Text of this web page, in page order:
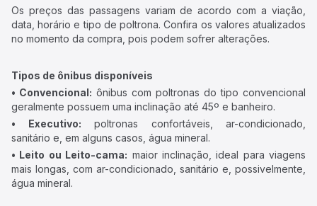
Os preços das passagens variam de acordo com a viação,
data, horário e tipo de poltrona. Confira os valores atualizados
no momento da compra, pois podem sofrer alterações.
Tipos de ônibus disponíveis
• Convencional: ônibus com poltronas do tipo convencional
geralmente possuem uma inclinação até 45º e banheiro.
• Executivo: poltronas confortáveis, ar-condicionado,
sanitário e, em alguns casos, água mineral.
• Leito ou Leito-cama: maior inclinação, ideal para viagens
mais longas, com ar-condicionado, sanitário e, possivelmente,
água mineral.